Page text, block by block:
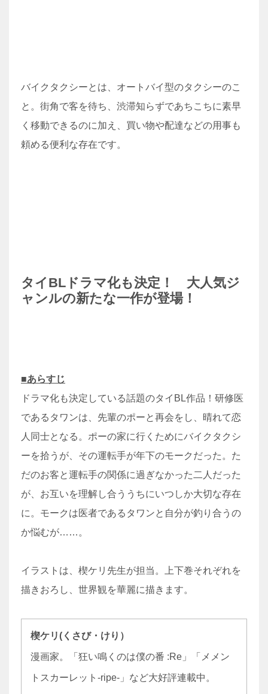
バイクタクシーとは、オートバイ型のタクシーのこ
と。街角で客を待ち、渋滞知らずであちこちに素早
く移動できるのに加え、買い物や配達などの用事も
頼める便利な存在です。
タイBLドラマ化も決定！ 大人気ジ
ャンルの新たな一作が登場！
■あらすじ
ドラマ化も決定している話題のタイBL作品！研修医
であるタワンは、先輩のポーと再会をし、晴れて恋
人同士となる。ポーの家に行くためにバイクタクシ
ーを拾うが、その運転手が年下のモークだった。た
だのお客と運転手の関係に過ぎなかった二人だった
が、お互いを理解し合ううちにいつしか大切な存在
に。モークは医者であるタワンと自分が釣り合うの
か悩むが……。
イラストは、楔ケリ先生が担当。上下巻それぞれを
描きおろし、世界観を華麗に描きます。
楔ケリ(くさび・けり）
漫画家。「狂い鳴くのは僕の番 :Re」「メメン
トスカーレット-ripe-」など大好評連載中。